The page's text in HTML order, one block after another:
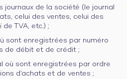
journaux de la société (le journal
celui des ventes, celui des
TVA, etc.) ;
sont enregistrées par numéro
de débit et de crédit ;
où sont enregistrées par ordre
d’achats et de ventes ;